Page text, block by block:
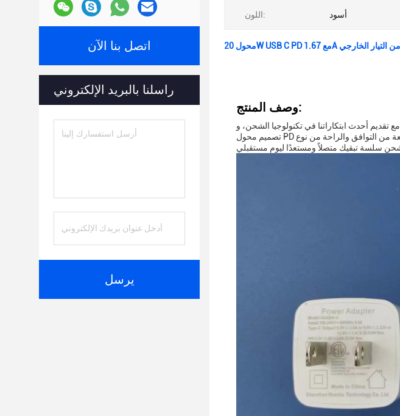
اتصل بنا الآن
راسلنا بالبريد الإلكتروني
يرسل
اللون: أسود
وصف المنتج:
مع تقديم أحدث ابتكاراتنا في تكنولوجيا الشحن، و Power Delivery PD Adapter حل ممتاز لأجهزتك المزودة بـ PD التي تتطلب طاقة فعالة وموثوقة.تم
تصميم محول PD لتوصيل الطاقة خصيصًا لتلبية احتياجات الأجهزة الحديثة، يوفر مجموعة واسعة من التوافق والراحة من نوع C PD محول. مع هذا الملحق